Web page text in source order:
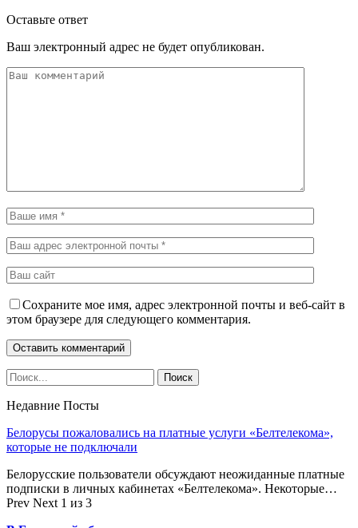
Оставьте ответ
Ваш электронный адрес не будет опубликован.
Сохраните мое имя, адрес электронной почты и веб-сайт в
этом браузере для следующего комментария.
Недавние Посты
Белорусы пожаловались на платные услуги «Белтелекома»,
которые не подключали
Белорусские пользователи обсуждают неожиданные платные
подписки в личных кабинетах «Белтелекома». Некоторые…
Prev Next 1 из 3